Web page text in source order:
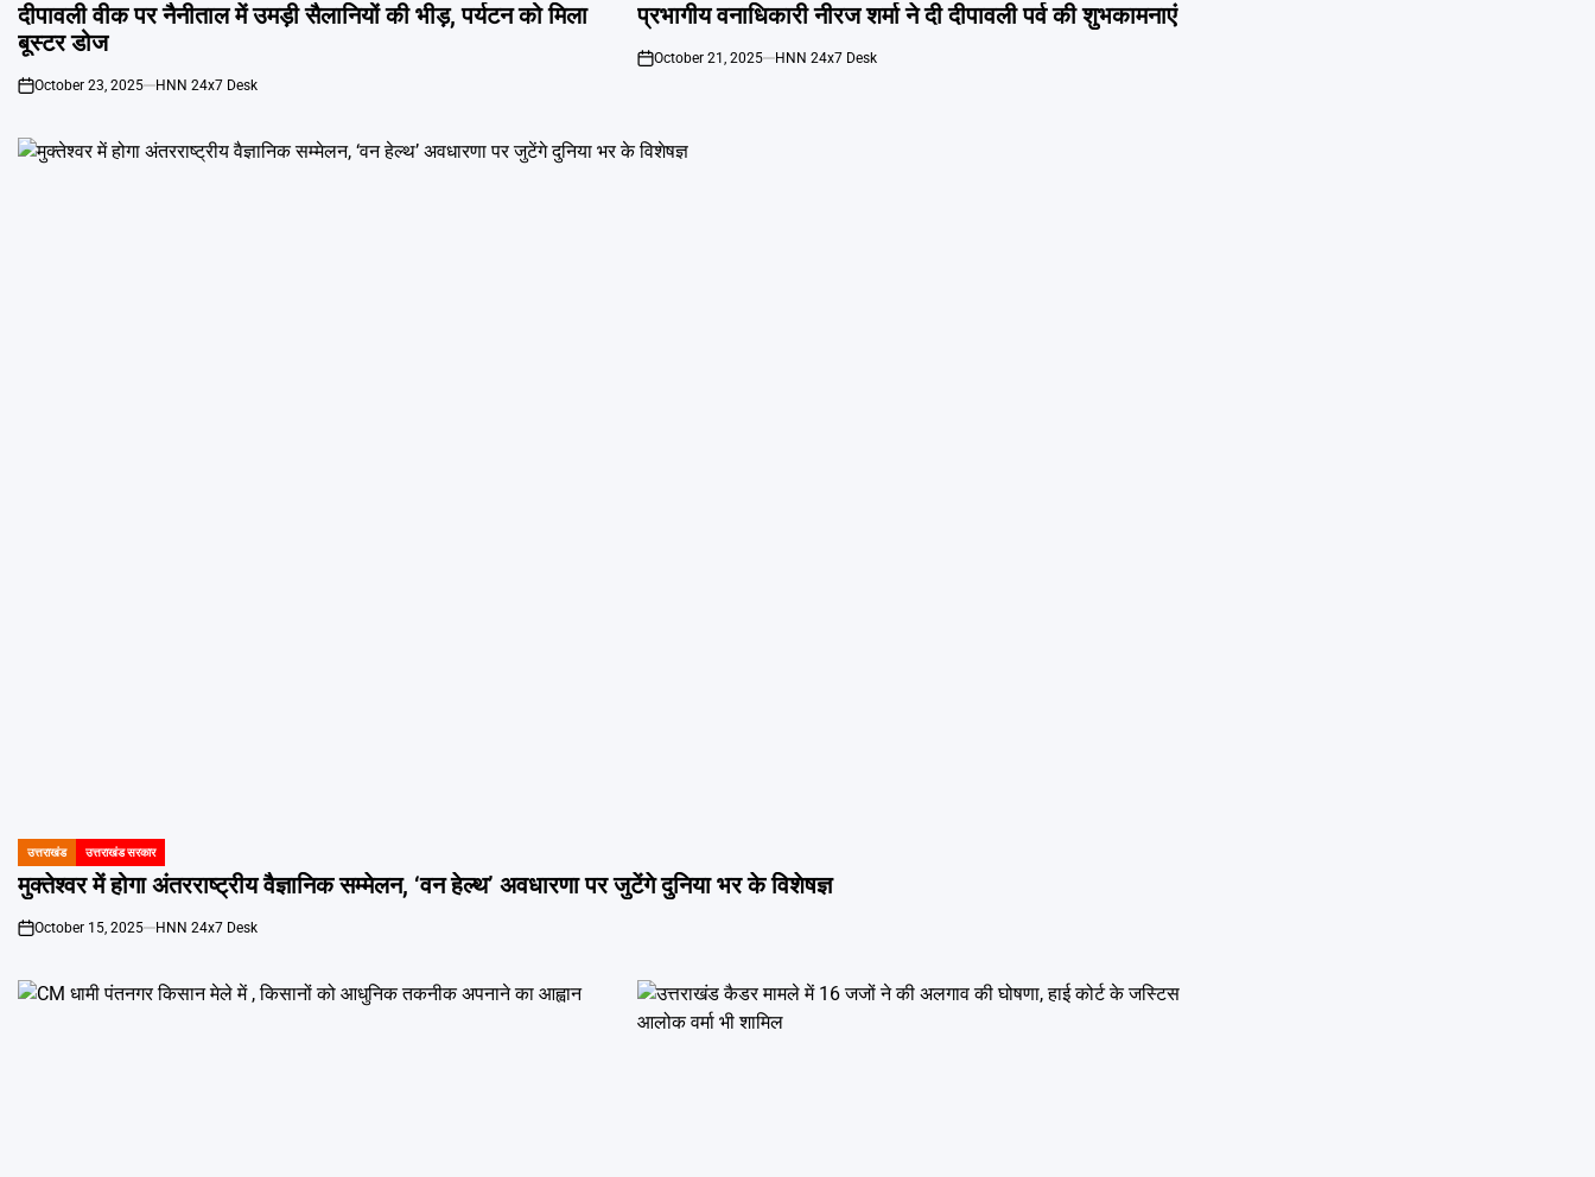
IN
दीपावली वीक पर नैनीताल में उमड़ी सैलानियों की भीड़, पर्यटन को मिला
बूस्टर डोज
on
October 23, 2025 HNN 24x7 Desk
IN
प्रभागीय वनाधिकारी नीरज शर्मा ने दी दीपावली पर्व की शुभकामनाएं
on
October 21, 2025 HNN 24x7 Desk
POSTED
IN
उत्तराखंड उत्तराखंड सरकार
मुक्तेश्वर में होगा अंतरराष्ट्रीय वैज्ञानिक सम्मेलन, ‘वन हेल्थ’ अवधारणा पर जुटेंगे दुनिया भर के विशेषज्ञ
on
October 15, 2025 HNN 24x7 Desk